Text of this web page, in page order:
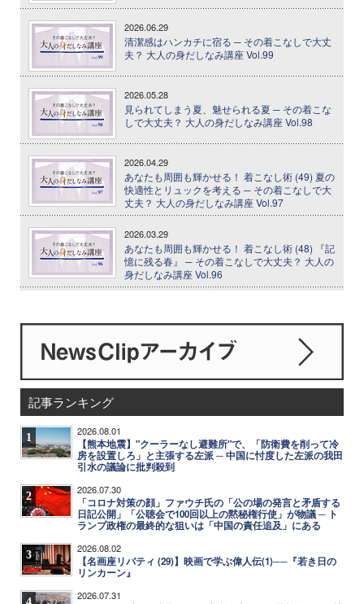
2026.06.29
清潔感はハンカチに宿る ─ その着こなしで大丈
夫？ 大人の身だしなみ講座 Vol.99
2026.05.28
見られてしまう夏、魅せられる夏 ─ その着こな
しで大丈夫？ 大人の身だしなみ講座 Vol.98
2026.04.29
あなたも周囲も輝かせる！ 着こなし術 (49) 夏の
快適性とリュックを考える ─ その着こなしで大
丈夫？ 大人の身だしなみ講座 Vol.97
2026.03.29
あなたも周囲も輝かせる！ 着こなし術 (48) 『記
憶に残る春』 ─ その着こなしで大丈夫？ 大人の
身だしなみ講座 Vol.96
記事ランキング
1 2026.08.01
【熊本地震】"クーラーなし避難所"で、「防衛費を削って冷
房を設置しろ」と主張する左派 ─ 中国に忖度した左派の我田
引水の議論に批判殺到
2 2026.07.30
「コロナ対策の顔」ファウチ氏の「公の場の発言と矛盾する
日記公開」「公聴会で100回以上の黙秘権行使」が物議 ─ ト
ランプ政権の最終的な狙いは「中国の責任追及」にある
3 2026.08.02
【名画座リバティ (29)】映画で学ぶ偉人伝(1)──『若き日の
リンカーン』
4 2026.07.31